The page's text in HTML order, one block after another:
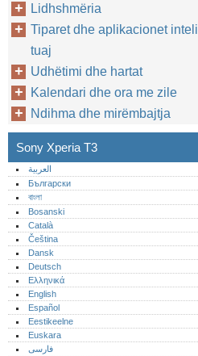
Lidhshmëria
Tiparet dhe aplikacionet
tuaj
Udhëtimi dhe hartat
Kalendari dhe ora me zile
Ndihma dhe mirëmbajtja
Sony Xperia T3
العربية
Български
বাংলা
Bosanski
Català
Čeština
Dansk
Deutsch
Ελληνικά
English
Español
Eestikeelne
Euskara
فارسی